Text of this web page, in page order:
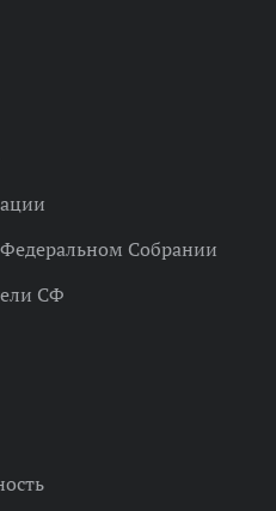
Собрании
СФ